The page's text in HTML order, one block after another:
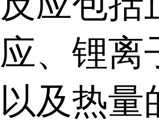
应、锂离
以及热量